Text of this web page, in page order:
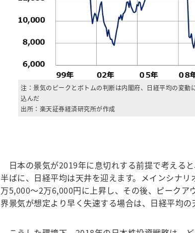
注：景気のピークとボトムの判断は内閣府、日経平均の変動
込んだ
出所：楽天証券経済研究所が作成
日本の景気が2019年に息切れする前提で考える
半ばに、日経平均は天井を迎えます。メインシナ
万5,000～2万6,000円に上昇し、その後、ピークア
界景気が想定より早く失速する場合は、日経平均の